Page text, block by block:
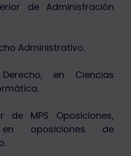
de Administración
Administrativo.
en Ciencias
de MPS Oposiciones,
en oposiciones de